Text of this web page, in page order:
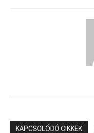
KAPCSOLÓDÓ CIKKEK